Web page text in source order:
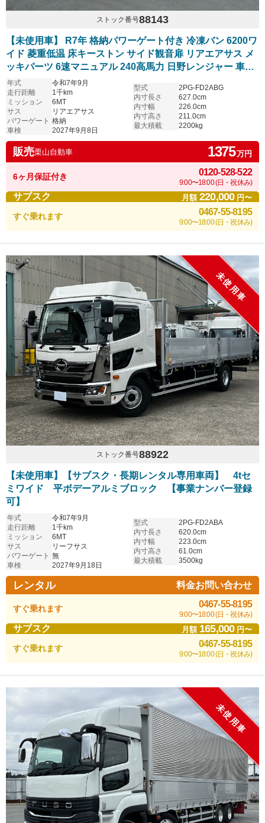
ストック番号88143
【未使用車】 R7年 格納パワーゲート付き 冷凍バン 6200ワ
イド 菱重低温 床キーストン サイド観音扉 リアエアサス メ
ッキパーツ 6速マニュアル 240高馬力 日野レンジャー 車検
付き
年式
令和7年9月
走行距離
1千km
ミッション
6MT
サス
リアエアサス
パワーゲート 格納
車検
2027年9月8日
型式
2PG-FD2ABG
内寸長さ
627.0cm
内寸幅
226.0cm
内寸高さ
211.0cm
最大積載
2200kg
販売栗山自動車 1375万円
6ヶ月保証付き 0120-528-522
9:00〜18:00 (日・祝休み)
サブスク 月額220,000円〜
すぐ乗れます 0467-55-8195
9:00〜18:00 (日・祝休み)
未使用車
ストック番号88922
【未使用車】【サブスク・長期レンタル専用車両】 4tセ
ミワイド 平ボデーアルミブロック 【事業ナンバー登録
可】
年式
令和7年9月
走行距離
1千km
ミッション
6MT
サス
リーフサス
パワーゲート 無
車検
2027年9月18日
型式
2PG-FD2ABA
内寸長さ
620.0cm
内寸幅
223.0cm
内寸高さ
61.0cm
最大積載
3500kg
レンタル 料金お問い合わせ
すぐ乗れます 0467-55-8195
9:00〜18:00 (日・祝休み)
サブスク 月額 165,000円〜
すぐ乗れます 0467-55-8195
9:00〜18:00 (日・祝休み)
未使用車